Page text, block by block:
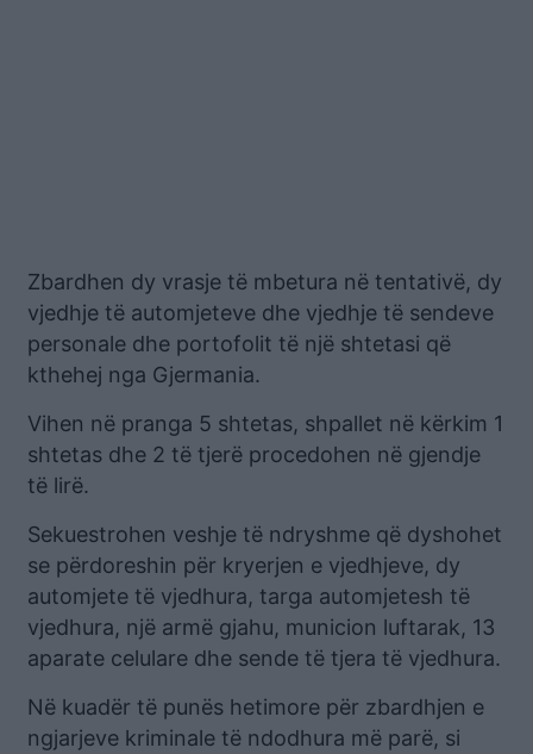
Zbardhen dy vrasje të mbetura në tentativë, dy
vjedhje të automjeteve dhe vjedhje të sendeve
personale dhe portofolit të një shtetasi që
kthehej nga Gjermania.
Vihen në pranga 5 shtetas, shpallet në kërkim 1
shtetas dhe 2 të tjerë procedohen në gjendje
të lirë.
Sekuestrohen veshje të ndryshme që dyshohet
se përdoreshin për kryerjen e vjedhjeve, dy
automjete të vjedhura, targa automjetesh të
vjedhura, një armë gjahu, municion luftarak, 13
aparate celulare dhe sende të tjera të vjedhura.
Në kuadër të punës hetimore për zbardhjen e
ngjarjeve kriminale të ndodhura më parë, si